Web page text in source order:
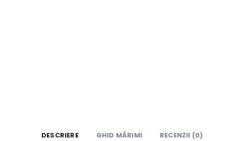
DESCRIERE GHID MĂRIMI RECENZII (0)